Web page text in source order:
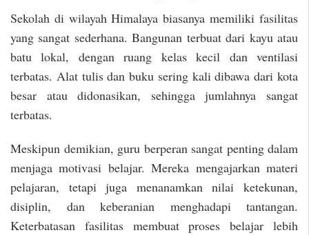
Sekolah di wilayah Himalaya biasanya memiliki fasilitas
yang sangat sederhana. Bangunan terbuat dari kayu atau
batu lokal, dengan ruang kelas kecil dan ventilasi
terbatas. Alat tulis dan buku sering kali dibawa dari kota
besar atau didonasikan, sehingga jumlahnya sangat
terbatas.
Meskipun demikian, guru berperan sangat penting dalam
menjaga motivasi belajar. Mereka mengajarkan materi
pelajaran, tetapi juga menanamkan nilai ketekunan,
disiplin, dan keberanian menghadapi tantangan.
Keterbatasan fasilitas membuat proses belajar lebih